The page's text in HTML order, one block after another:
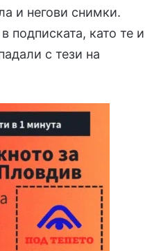
и негови снимки.
подписката, като те и
с тези на